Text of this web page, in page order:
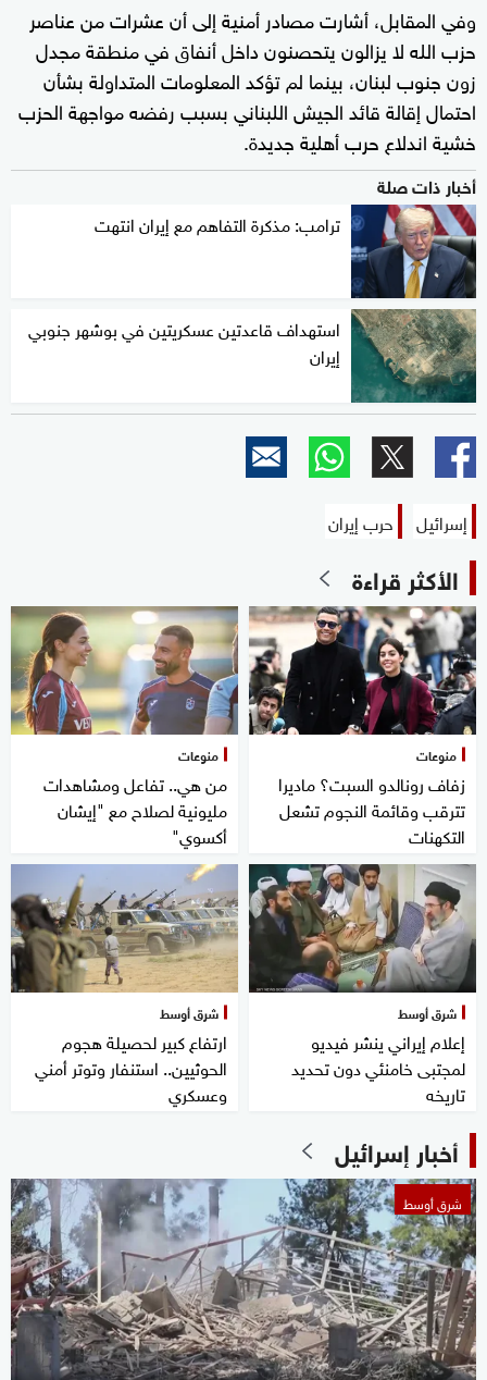
وفي المقابل، أشارت مصادر أمنية إلى أن عشرات من عناصر
حزب الله لا يزالون يتحصنون داخل أنفاق في منطقة مجدل
زون جنوب لبنان، بينما لم تؤكد المعلومات المتداولة بشأن
احتمال إقالة قائد الجيش اللبناني بسبب رفضه مواجهة الحزب
خشية اندلاع حرب أهلية جديدة.
أخبار ذات صلة
ترامب: مذكرة التفاهم مع إيران انتهت
استهداف قاعدتين عسكريتين في بوشهر جنوبي
إيران
إسرائيل حرب إيران
الأكثر قراءة
منوعات
زفاف رونالدو السبت؟ ماديرا
تترقب وقائمة النجوم تشعل
التكهنات
منوعات
من هي.. تفاعل ومشاهدات
مليونية لصلاح مع "إيشان
أكسوي"
شرق أوسط
إعلام إيراني ينشر فيديو
لمجتبى خامنئي دون تحديد
تاريخه
شرق أوسط
ارتفاع كبير لحصيلة هجوم
الحوثيين.. استنفار وتوتر أمني
وعسكري
أخبار إسرائيل
شرق أوسط